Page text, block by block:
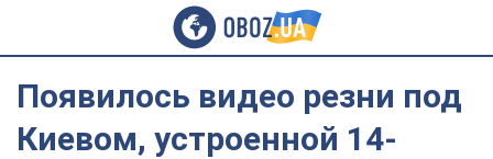
Появилось видео резни под
Киевом, устроенной 14-